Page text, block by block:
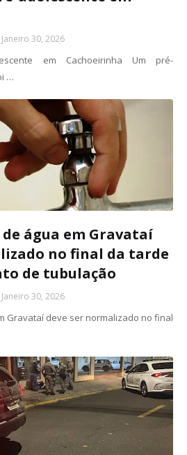
Janeiro 30, 2026
em Cachoeirinha Um pré-
…
água em Gravataí
no final da tarde
de tubulação
Janeiro 30, 2026
Gravataí deve ser normalizado no final